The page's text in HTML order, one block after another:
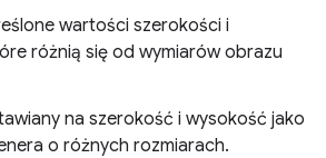
wartości szerokości i
różnią się od wymiarów obrazu
na szerokość i wysokość jako
o różnych rozmiarach.